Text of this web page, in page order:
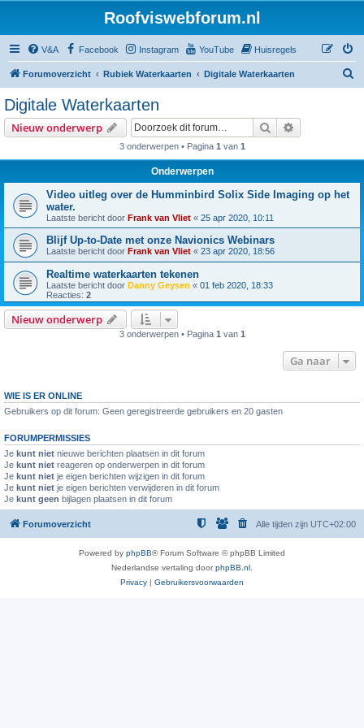
Roofviswebforum.nl
V&A Facebook Instagram YouTube Huisregels
Forumoverzicht Rubiek Waterkaarten Digitale Waterkaarten
Digitale Waterkaarten
Nieuw onderwerp Zoek
3 onderwerpen • Pagina 1 van 1
Onderwerpen
Video uitleg over de Humminbird Solix Side Imaging op het
water.
Laatste bericht door Frank van Vliet « 25 apr 2020, 10:11
Blijf Up-to-Date met onze Navionics Webinars
Laatste bericht door Frank van Vliet « 23 apr 2020, 18:56
Realtime waterkaarten tekenen
Laatste bericht door Danny Geysen « 01 feb 2020, 18:33
Reacties: 2
Nieuw onderwerp
3 onderwerpen • Pagina 1 van 1
Ga naar
WIE IS ER ONLINE
Gebruikers op dit forum: Geen geregistreerde gebruikers en 20 gasten
FORUMPERMISSIES
Je kunt niet nieuwe berichten plaatsen in dit forum
Je kunt niet reageren op onderwerpen in dit forum
Je kunt niet je eigen berichten wijzigen in dit forum
Je kunt niet je eigen berichten verwijderen in dit forum
Je kunt geen bijlagen plaatsen in dit forum
Forumoverzicht Alle tijden zijn UTC+02:00
Powered by phpBB® Forum Software © phpBB Limited
Nederlandse vertaling doorphpBB.nl
Privacy | Gebruikersvoorwaarden